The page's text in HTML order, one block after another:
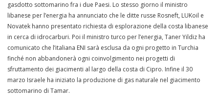
gasdotto sottomarino fra i due Paesi. Lo stesso giorno il ministro
libanese per l’energia ha annunciato che le ditte russe Rosneft, LUKoil e
Novatek hanno presentato richiesta di esplorazione della costa libanese
in cerca di idrocarburi. Poi il ministro turco per l’energia, Taner Yildiz ha
comunicato che l’italiana ENI sarà esclusa da ogni progetto in Turchia
finché non abbandonerà ogni coinvolgimento nei progetti di
sfruttamento dei giacimenti al largo della costa di Cipro. Infine il 30
marzo Israele ha iniziato la produzione di gas naturale nel giacimento
sottomarino di Tamar.